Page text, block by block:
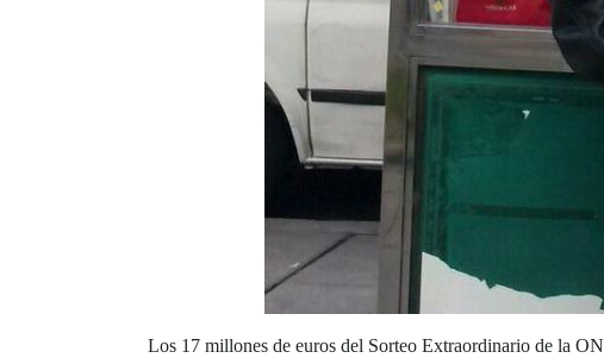
Los 17 millones de euros del Sorteo Extraordinario de la